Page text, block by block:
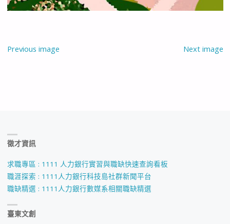
Previous image Next image
徵才資訊
求職專區 : 1111 人力銀行實習與職缺快速查詢看板
職涯探索 : 1111人力銀行科技島社群新聞平台
職缺精選 : 1111人力銀行數媒系相關職缺精選
臺東文創